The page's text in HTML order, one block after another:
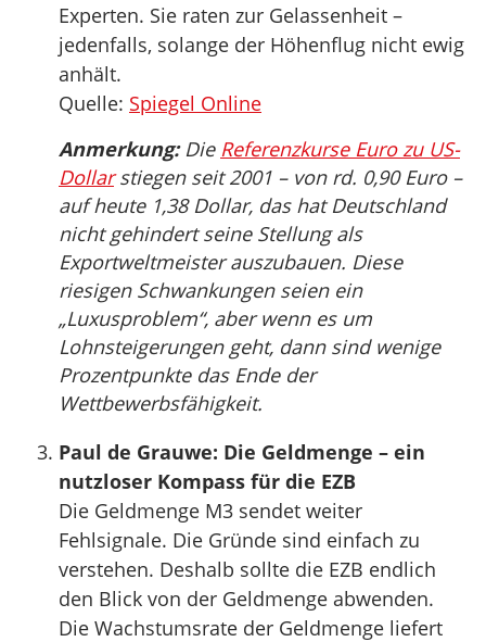
Experten. Sie raten zur Gelassenheit –
jedenfalls, solange der Höhenflug nicht ewig
anhält.
Quelle: Spiegel Online
Anmerkung:Die Referenzkurse Euro zu US-
Dollarstiegen seit 2001 – von rd. 0,90 Euro –
auf heute 1,38 Dollar, das hat Deutschland
nicht gehindert seine Stellung als
Exportweltmeister auszubauen. Diese
riesigen Schwankungen seien ein
„Luxusproblem“, aber wenn es um
Lohnsteigerungen geht, dann sind wenige
Prozentpunkte das Ende der
Wettbewerbsfähigkeit.
Paul de Grauwe: Die Geldmenge – ein
nutzloser Kompass für die EZB
Die Geldmenge M3 sendet weiter
Fehlsignale. Die Gründe sind einfach zu
verstehen. Deshalb sollte die EZB endlich
den Blick von der Geldmenge abwenden.
Die Wachstumsrate der Geldmenge liefert